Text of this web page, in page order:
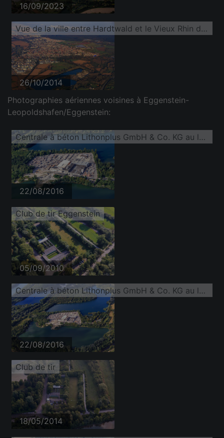
16/09/2023
Vue de la ville entre Hardtwald et le Vieux Rhin depuis le sud
26/10/2014
Photographies aériennes voisines à Eggenstein-
Leopoldshafen/Eggenstein:
Centrale à béton Lithonplus GmbH & Co. KG au lac de la carrière Fuchs&Gros
22/08/2016
Club de tir Eggenstein
05/09/2010
Centrale à béton Lithonplus GmbH & Co. KG au lac de la carrière Fuchs&Gros
22/08/2016
Club de tir
18/05/2014